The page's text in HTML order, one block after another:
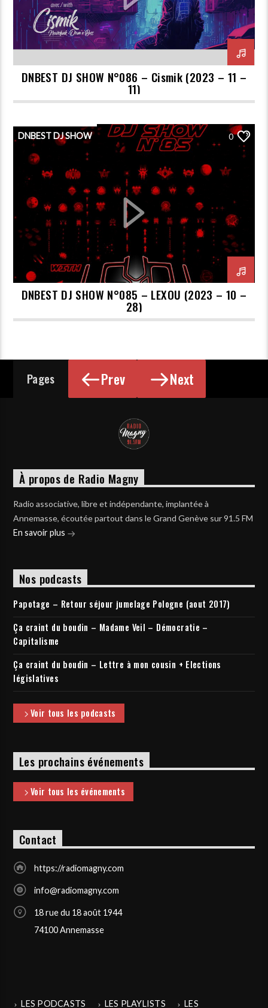
DNBEST DJ SHOW N°086 – Cismik (2023 – 11 –
11)
DNBEST DJ SHOW 0
DNBEST DJ SHOW N°085 – LEXOU (2023 – 10 –
28)
Pages Prev Next
À propos de Radio Magny
Radio associative, libre et indépendante, implantée à
Annemasse, écoutée partout dans le Grand Genève sur 91.5 FM
En savoir plus
Nos podcasts
Papotage – Retour séjour jumelage Pologne (aout 2017)
Ça craint du boudin – Madame Veil – Démocratie –
Capitalisme
Ça craint du boudin – Lettre à mon cousin + Elections
législatives
Voir tous les podcasts
Les prochains événements
Voir tous les événements
Contact
https://radiomagny.com
info@radiomagny.com
18 rue du 18 août 1944
74100 Annemasse
LES PODCASTS LES PLAYLISTS LES